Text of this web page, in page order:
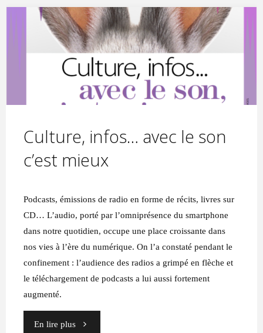
grâce
à
la
Psychanalyse
Culture, infos… avec le son
c’est mieux
Podcasts, émissions de radio en forme de récits, livres sur
CD… L’audio, porté par l’omniprésence du smartphone
dans notre quotidien, occupe une place croissante dans
nos vies à l’ère du numérique. On l’a constaté pendant le
confinement : l’audience des radios a grimpé en flèche et
le téléchargement de podcasts a lui aussi fortement
augmenté.
En lire plus"Culture,